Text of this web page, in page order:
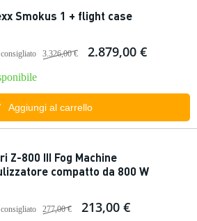
Smokus 1 + flight case
3.326,00 € 2.879,00 €
Aggiungi al carrello
Z-800 III Fog Machine
compatto da 800 W
277,00 € 213,00 €